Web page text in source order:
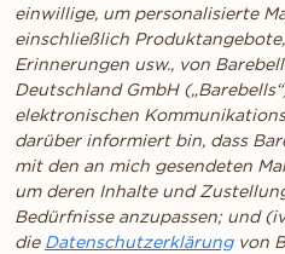
einwillige, um personalisierte
einschließlich
Erinnerungen usw., von
Deutschland GmbH
elektronischen
darüber informiert bin, dass
mit den an mich gesendeten
um deren Inhalte und
Bedürfnisse anzupassen; und
die Datenschutzerklärungvon